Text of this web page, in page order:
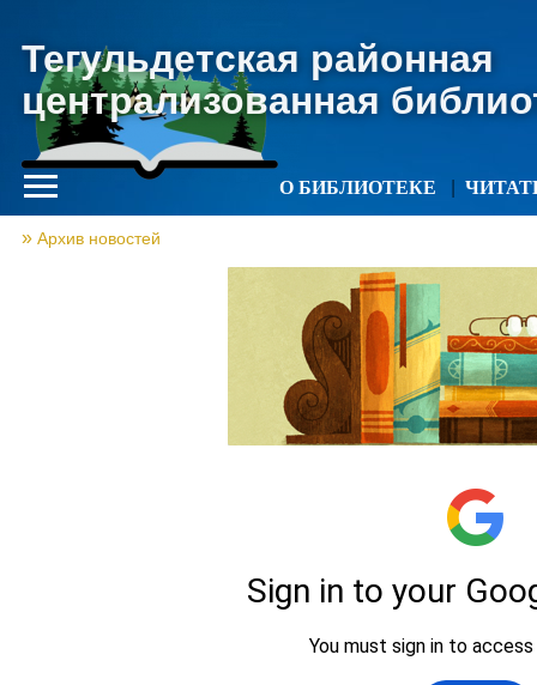
Тегульдетская районная
централизованная
О БИБЛИОТЕКЕ
Архив новостей